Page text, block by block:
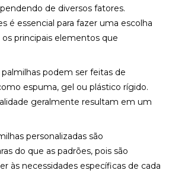
de diversos fatores.
é essencial para fazer uma escolha
principais elementos que
palmilhas podem ser feitas de
espuma, gel ou plástico rígido.
geralmente resultam em um
personalizadas são
do que as padrões, pois são
às necessidades específicas de cada
EM NITERÓI
NA FISIOTERAPIA